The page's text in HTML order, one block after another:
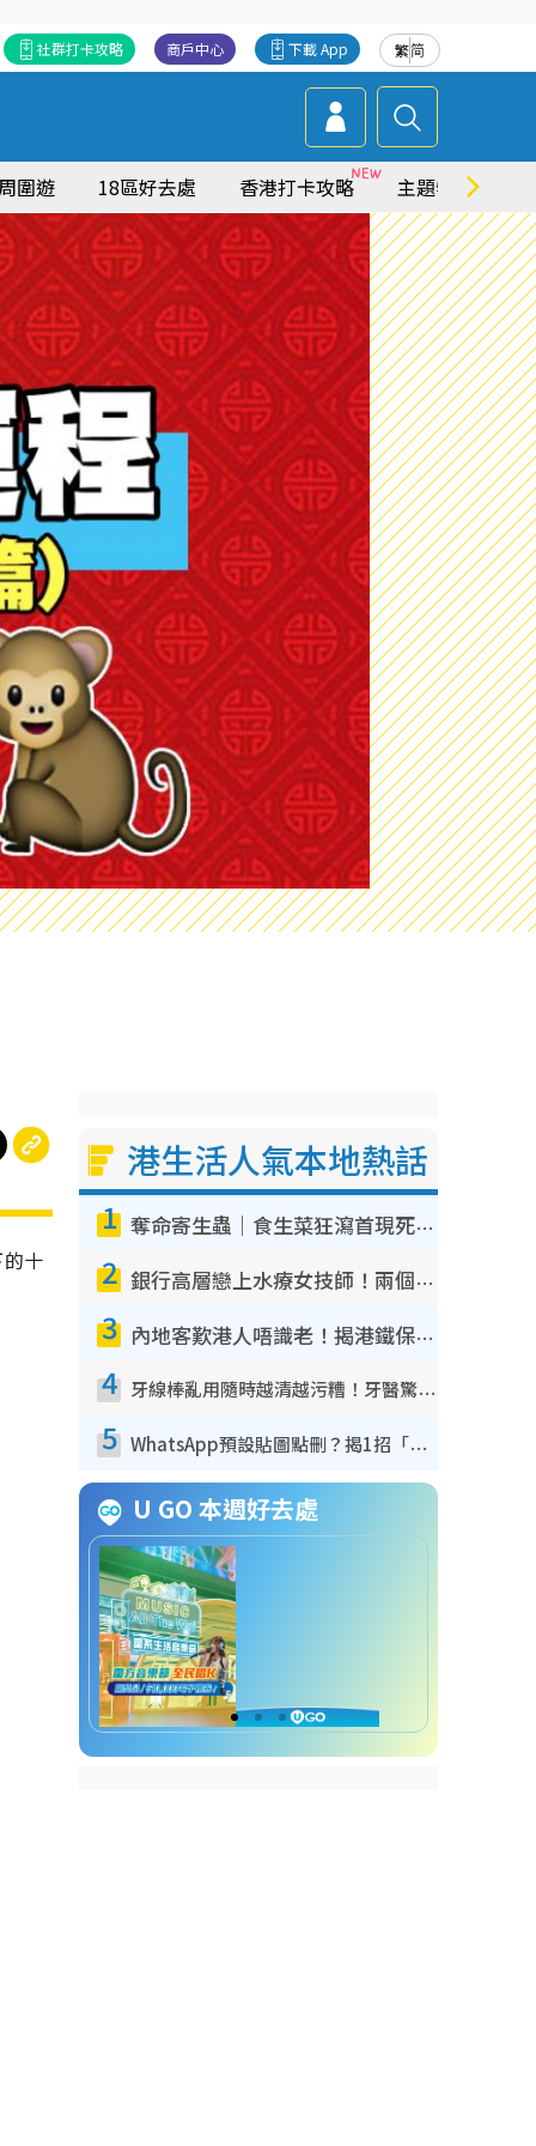
繁简
下載 App
商戶中心
社群打卡攻略
圍遊 18區好去處 香港打卡攻略 主題特集
十
港生活人氣本地熱話
1 奪命寄生蟲｜食生菜狂瀉首現死者！疫潮惡化錄1.8萬宗病例 揭洗菜3大謬誤
2 銀行高層戀上水療女技師！兩個月借128萬驚覺「沉船」沉落火海 揭背後疑似邪教操控賣淫
3 內地客歎港人唔識老！揭港鐵保鮮級冷氣 港人求放過：咪投訴
4 牙線棒亂用隨時越清越污糟！牙醫驚揭盲目過戶細菌恐致蛀牙：呢種先係日常真保養
5 WhatsApp預設貼圖點刪？揭1招「反向操作」還原簡潔介面 附3步實測教學
U GO 本週好去處